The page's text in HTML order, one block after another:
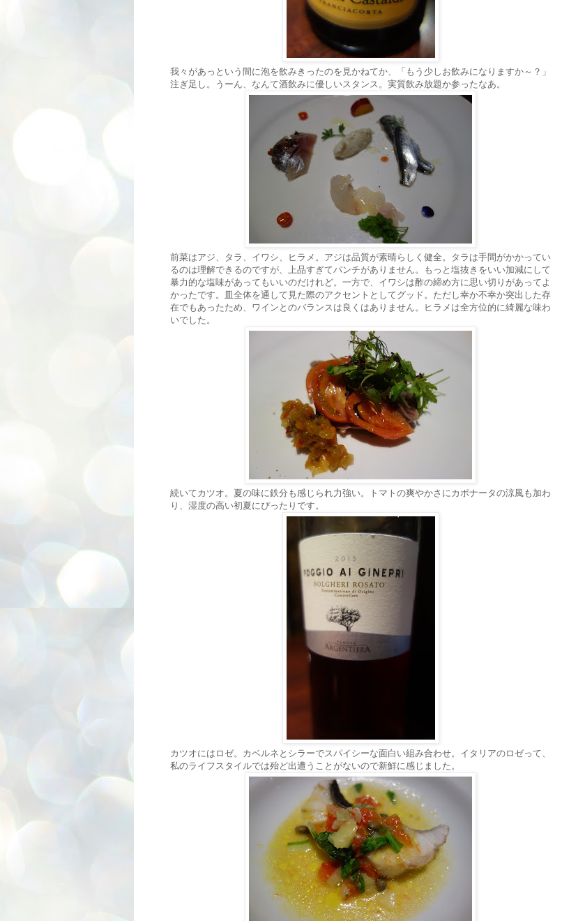
我々があっという間に泡を飲みきったのを見かねてか、「もう少しお飲みになりますか～？」
注ぎ足し。うーん、なんて酒飲みに優しいスタンス。実質飲み放題か参ったなあ。
前菜はアジ、タラ、イワシ、ヒラメ。アジは品質が素晴らしく健全。タラは手間がかかってい
るのは理解できるのですが、上品すぎてパンチがありません。もっと塩抜きをいい加減にして
暴力的な塩味があってもいいのだけれど。一方で、イワシは酢の締め方に思い切りがあってよ
かったです。皿全体を通して見た際のアクセントとしてグッド。ただし幸か不幸か突出した存
在でもあったため、ワインとのバランスは良くはありません。ヒラメは全方位的に綺麗な味わ
いでした。
続いてカツオ。夏の味に鉄分も感じられ力強い。トマトの爽やかさにカポナータの涼風も加わ
り、湿度の高い初夏にぴったりです。
カツオにはロゼ。カベルネとシラーでスパイシーな面白い組み合わせ。イタリアのロゼって、
私のライフスタイルでは殆ど出遭うことがないので新鮮に感じました。